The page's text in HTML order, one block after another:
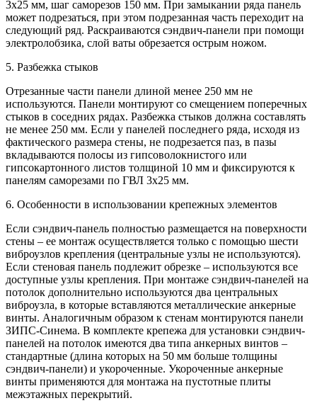
3х25 мм, шаг саморезов 150 мм. При замыкании ряда панель
может подрезаться, при этом подрезанная часть переходит на
следующий ряд. Раскраиваются сэндвич-панели при помощи
электролобзика, слой ваты обрезается острым ножом.
5. Разбежка стыков
Отрезанные части панели длиной менее 250 мм не
используются. Панели монтируют со смещением поперечных
стыков в соседних рядах. Разбежка стыков должна составлять
не менее 250 мм. Если у панелей последнего ряда, исходя из
фактического размера стены, не подрезается паз, в пазы
вкладываются полосы из гипсоволокнистого или
гипсокартонного листов толщиной 10 мм и фиксируются к
панелям саморезами по ГВЛ 3х25 мм.
6. Особенности в использовании крепежных элементов
Если сэндвич-панель полностью размещается на поверхности
стены – ее монтаж осуществляется только с помощью шести
виброузлов крепления (центральные узлы не используются).
Если стеновая панель подлежит обрезке – используются все
доступные узлы крепления. При монтаже сэндвич-панелей на
потолок дополнительно используются два центральных
виброузла, в которые вставляются металлические анкерные
винты. Аналогичным образом к стенам монтируются панели
ЗИПС-Синема. В комплекте крепежа для установки сэндвич-
панелей на потолок имеются два типа анкерных винтов –
стандартные (длина которых на 50 мм больше толщины
сэндвич-панели) и укороченные. Укороченные анкерные
винты применяются для монтажа на пустотные плиты
межэтажных перекрытий.